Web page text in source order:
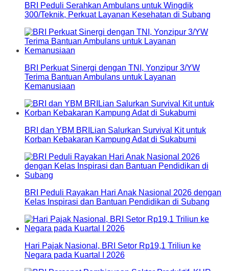
BRI Peduli Serahkan Ambulans untuk Wingdik
300/Teknik, Perkuat Layanan Kesehatan di Subang
BRI Perkuat Sinergi dengan TNI, Yonzipur 3/YW
Terima Bantuan Ambulans untuk Layanan
Kemanusiaan
BRI dan YBM BRILian Salurkan Survival Kit untuk
Korban Kebakaran Kampung Adat di Sukabumi
BRI Peduli Rayakan Hari Anak Nasional 2026 dengan
Kelas Inspirasi dan Bantuan Pendidikan di Subang
Hari Pajak Nasional, BRI Setor Rp19,1 Triliun ke
Negara pada Kuartal I 2026